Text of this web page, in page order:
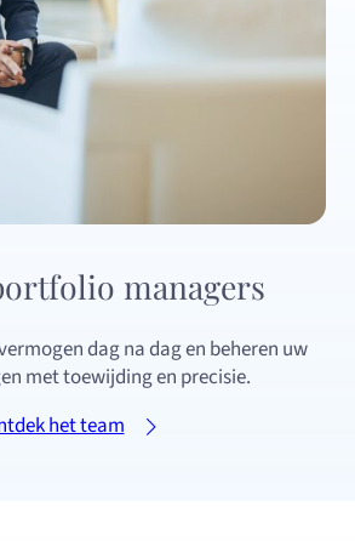
managers
dag na dag en beheren uw
met toewijding en precisie.
het team